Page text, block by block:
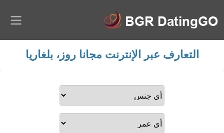
التعارف عبر الإنترنت مجانا روز، بلغاريا